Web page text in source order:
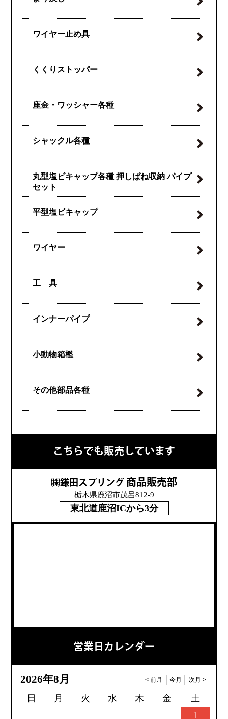
ワイヤー止め具
くくりストッパー
座金・ワッシャー各種
シャックル各種
丸型塩ビキャップ各種 押しばね収納パイプ
セット
平型塩ビキャップ
ワイヤー
工 具
インナーパイプ
小動物箱檻
その他部品各種
こちらでも販売しています
㈱鎌田スプリング 商品販売部
栃木県鹿沼市茂呂812-9
東北道鹿沼ICから3分
営業日カレンダー
2026年8月
日 月 火 水 木 金
土
1